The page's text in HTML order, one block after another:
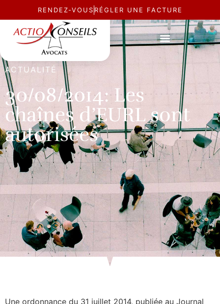
RENDEZ-VOUS RÉGLER UNE FACTURE
ACTUALITÉ
30/08/2014: Les
chaînes d’EURL sont
autorisées
Une ordonnance du 31 juillet 2014, publiée au Journal